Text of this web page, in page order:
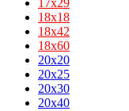
18х18
18х42
18х60
20x20
20x25
20x30
20x40